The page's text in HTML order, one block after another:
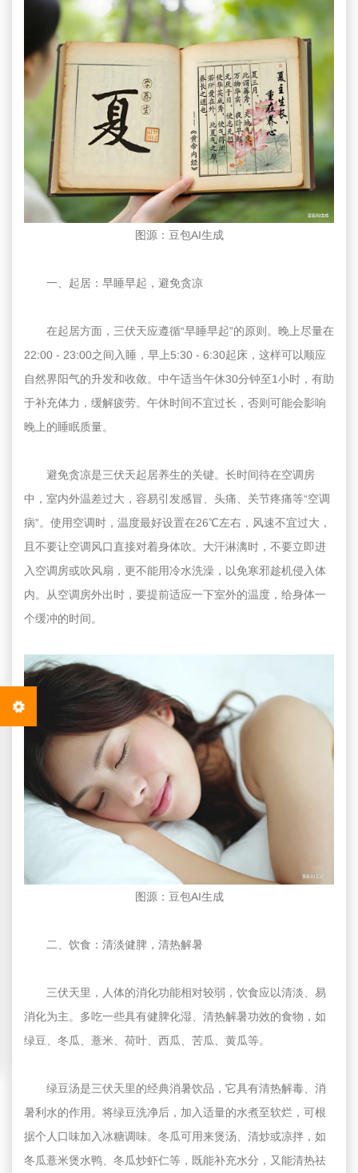
图源：豆包AI生成
一、起居：早睡早起，避免贪凉
在起居方面，三伏天应遵循“早睡早起”的原则。晚上尽量在
22:00 - 23:00之间入睡，早上5:30 - 6:30起床，这样可以顺应
自然界阳气的升发和收敛。中午适当午休30分钟至1小时，有助
于补充体力，缓解疲劳。午休时间不宜过长，否则可能会影响
晚上的睡眠质量。
避免贪凉是三伏天起居养生的关键。长时间待在空调房
中，室内外温差过大，容易引发感冒、头痛、关节疼痛等“空调
病”。使用空调时，温度最好设置在26℃左右，风速不宜过大，
且不要让空调风口直接对着身体吹。大汗淋漓时，不要立即进
入空调房或吹风扇，更不能用冷水洗澡，以免寒邪趁机侵入体
内。从空调房外出时，要提前适应一下室外的温度，给身体一
个缓冲的时间。
图源：豆包AI生成
二、饮食：清淡健脾，清热解暑
三伏天里，人体的消化功能相对较弱，饮食应以清淡、易
消化为主。多吃一些具有健脾化湿、清热解暑功效的食物，如
绿豆、冬瓜、薏米、荷叶、西瓜、苦瓜、黄瓜等。
绿豆汤是三伏天里的经典消暑饮品，它具有清热解毒、消
暑利水的作用。将绿豆洗净后，加入适量的水煮至软烂，可根
据个人口味加入冰糖调味。冬瓜可用来煲汤、清炒或凉拌，如
冬瓜薏米煲水鸭、冬瓜炒虾仁等，既能补充水分，又能清热祛